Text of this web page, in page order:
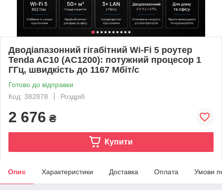
Дводіапазонний гігабітний Wi-Fi 5 роутер
Tenda AC10 (AC1200): потужний процесор 1
ГГц, швидкість до 1167 Мбіт/с
Готово до відправки
Код: 382878
Роздріб
2 676 ₴
Купити
Опис Характеристики Доставка Оплата Умови